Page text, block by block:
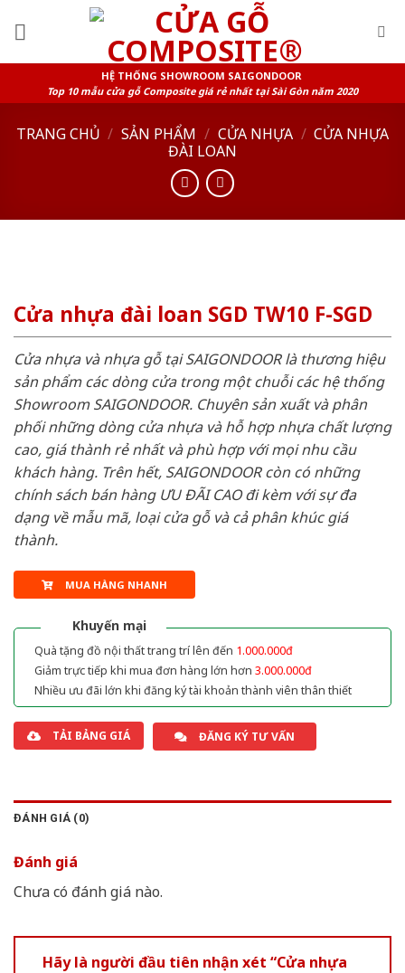
HỆ THỐNG SHOWROOM SAIGONDOOR
Top 10 mẫu cửa gỗ Composite giá rẻ nhất tại Sài Gòn năm 2020
TRANG CHỦ / SẢN PHẨM / CỬA NHỰA / CỬA NHỰA
ĐÀI LOAN
Cửa nhựa đài loan SGD TW10 F-SGD
Cửa nhựa và nhựa gỗ tại SAIGONDOOR là thương hiệu
sản phẩm các dòng cửa trong một chuỗi các hệ thống
Showroom SAIGONDOOR. Chuyên sản xuất và phân
phối những dòng cửa nhựa và hỗ hợp nhựa chất lượng
cao, giá thành rẻ nhất và phù hợp với mọi nhu cầu
khách hàng. Trên hết, SAIGONDOOR còn có những
chính sách bán hàng ƯU ĐÃI CAO đi kèm với sự đa
dạng về mẫu mã, loại cửa gỗ và cả phân khúc giá
thành.
MUA HÀNG NHANH
Khuyến mại
Quà tặng đồ nội thất trang trí lên đến 1.000.000đ
Giảm trực tiếp khi mua đơn hàng lớn hơn 3.000.000đ
Nhiều ưu đãi lớn khi đăng ký tài khoản thành viên thân thiết
TẢI BẢNG GIÁ ĐĂNG KÝ TƯ VẤN
ĐÁNH GIÁ (0)
Đánh giá
Chưa có đánh giá nào.
Hãy là người đầu tiên nhận xét “Cửa nhựa